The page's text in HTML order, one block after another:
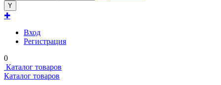
✚
Вход
Регистрация
Каталог товаров
Каталог товаров